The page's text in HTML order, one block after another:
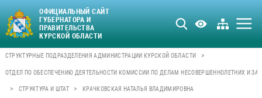
ОФИЦИАЛЬНЫЙ САЙТ
ГУБЕРНАТОРА И
ПРАВИТЕЛЬСТВА
КУРСКОЙ ОБЛАСТИ
СТРУКТУРНЫЕ ПОДРАЗДЕЛЕНИЯ АДМИНИСТРАЦИИ КУРСКОЙ ОБЛАСТИ >
ОТДЕЛ ПО ОБЕСПЕЧЕНИЮ ДЕЯТЕЛЬНОСТИ КОМИССИИ ПО ДЕЛАМ НЕСОВЕРШЕННОЛЕТНИХ И
> СТРУКТУРА И ШТАТ > КРАЧКОВСКАЯ НАТАЛЬЯ ВЛАДИМИРОВНА